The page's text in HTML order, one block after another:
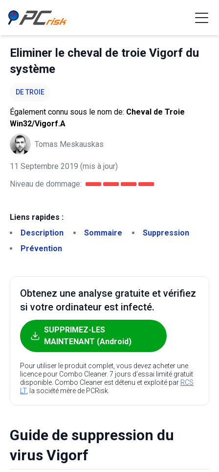
Eliminer le cheval de troie Vigorf du
système
DE TROIE
Également connu sous le nom de: Cheval de Troie
Win32/Vigorf.A
Tomas Meskauskas
11 Septembre 2019 (mis à jour)
Niveau de dommage:
Liens rapides :
Description
Sommaire
Suppression
Prévention
Obtenez une analyse gratuite et vérifiez
si votre ordinateur est infecté.
SUPPRIMEZ-LES
MAINTENANT (Android)
Pour utiliser le produit complet, vous devez acheter une
licence pour Combo Cleaner. 7 jours d’essai limité gratuit
disponible. Combo Cleaner est détenu et exploité par RCS
LT, la société mère de PCRisk.
Guide de suppression du
virus Vigorf